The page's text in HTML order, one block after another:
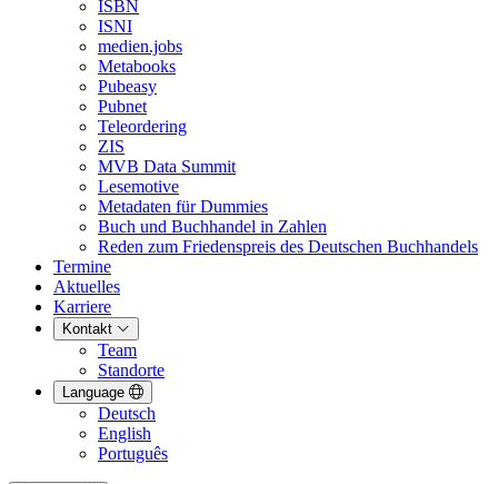
ISBN
ISNI
medien.jobs
Metabooks
Pubeasy
Pubnet
Teleordering
ZIS
MVB Data Summit
Lesemotive
Metadaten für Dummies
Buch und Buchhandel in Zahlen
Reden zum Friedenspreis des Deutschen Buchhandels
Termine
Aktuelles
Karriere
Kontakt
Team
Standorte
Language
Deutsch
English
Português